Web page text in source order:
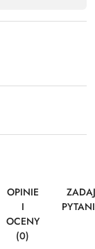
OPINIE
I
OCENY
(0)